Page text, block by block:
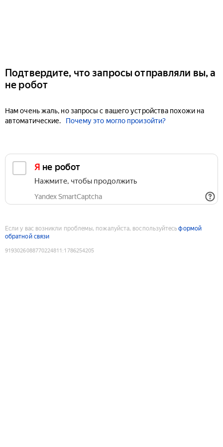
Подтвердите, что запросы отправляли вы, а
не робот
Нам очень жаль, но запросы с вашего устройства похожи на
автоматические.
Почему это могло произойти?
Я не робот
Нажмите, чтобы продолжить
Yandex SmartCaptcha
Если у вас возникли проблемы, пожалуйста, воспользуйтесьформой
обратной связи
9193026088770224811 :1786254205